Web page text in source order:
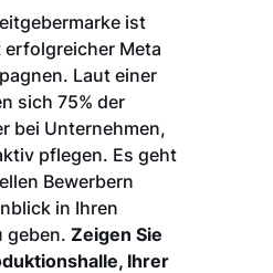
ist
erfolgreicher Meta
Laut einer
sich 75% der
bei Unternehmen,
pflegen. Es geht
Bewerbern
in Ihren
geben. Zeigen Sie
Ihrer